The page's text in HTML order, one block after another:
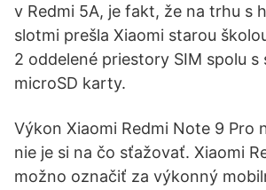
v Redmi 5A, je fakt, že na trhu s
slotmi prešla Xiaomi starou
2 oddelené priestory SIM spolu s
microSD karty.
Výkon Xiaomi Redmi Note 9 Pro
nie je si na čo sťažovať. Xiaomi
možno označiť za výkonný